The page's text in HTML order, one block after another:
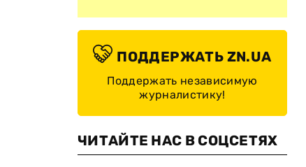
ПОДДЕРЖАТЬ ZN.UA
Поддержать независимую
журналистику!
ЧИТАЙТЕ НАС В СОЦСЕТЯХ